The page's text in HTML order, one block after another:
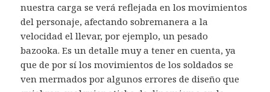
nuestra carga se verá reflejada en los movimientos
del personaje, afectando sobremanera a la
velocidad el llevar, por ejemplo, un pesado
bazooka. Es un detalle muy a tener en cuenta, ya
que de por sí los movimientos de los soldados se
ven mermados por algunos errores de diseño que